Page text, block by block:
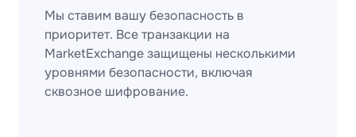
Мы ставим вашу безопасность в
приоритет. Все транзакции на
MarketExchange защищены несколькими
уровнями безопасности, включая
сквозное шифрование.